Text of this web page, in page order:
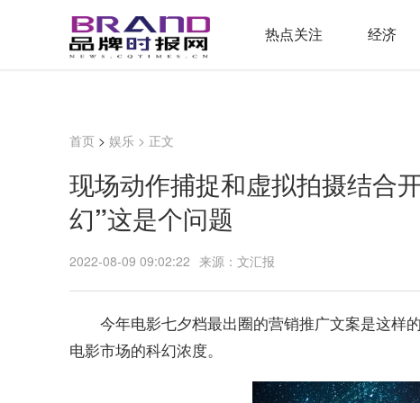
热点关注 经济
首页 > 娱乐 > 正文
现场动作捕捉和虚拟拍摄结合
幻”这是个问题
2022-08-09 09:02:22 来源：文汇报
今年电影七夕档最出圈的营销推广文案是这样
电影市场的科幻浓度。